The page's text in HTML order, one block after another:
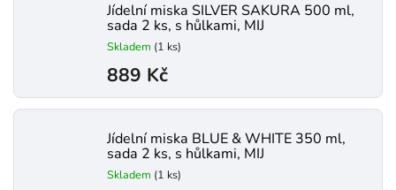
Jídelní miska SILVER SAKURA 500 ml,
sada 2 ks, s hůlkami, MIJ
Skladem (1 ks)
889 Kč
Jídelní miska BLUE & WHITE 350 ml,
sada 2 ks, s hůlkami, MIJ
Skladem (1 ks)